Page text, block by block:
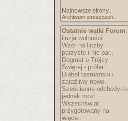
Najnowsze strony..
Archiwum streszczeń..
Ostatnie wątki Forum:
iluzja wolności
Wzór na liczby
parzyste i nie par..
Dogmat o Trójcy
Świętej - próba l..
Diabeł tasmański i
zaraźliwy nowo..
Sześcienne odchody-to
jednak możl..
Wszechświat
przygotowany na
więce..